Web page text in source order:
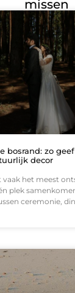
missen
bosrand: zo
decor
vaak het meest
plek
ceremonie,